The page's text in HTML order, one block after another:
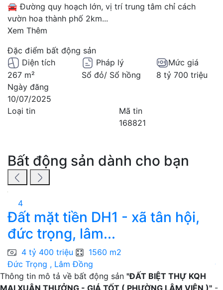
🚘 Đường quy hoạch lớn, vị trí trung tâm chỉ cách
vườn hoa thành phố 2km...
Xem Thêm
Đặc điểm bất động sản
Diện tích
267 m²
Pháp lý
Sổ đỏ/ Sổ hồng
Mức giá
8 tỷ 700 triệu
Ngày đăng
10/07/2025
Loại tin
Mã tin
168821
Bất động sản dành cho bạn
4
Đất mặt tiền DH1 - xã tân hội,
đức trọng, lâm...
4 tỷ 400 triệu
1560 m2
Đức Trọng , Lâm Đồng
Thông tin mô tả về bất động sản "ĐẤT BIỆT THỰ KQH
MAI XUÂN THƯỞNG - GIÁ TỐT ( PHƯỜNG LÂM VIÊN )" -